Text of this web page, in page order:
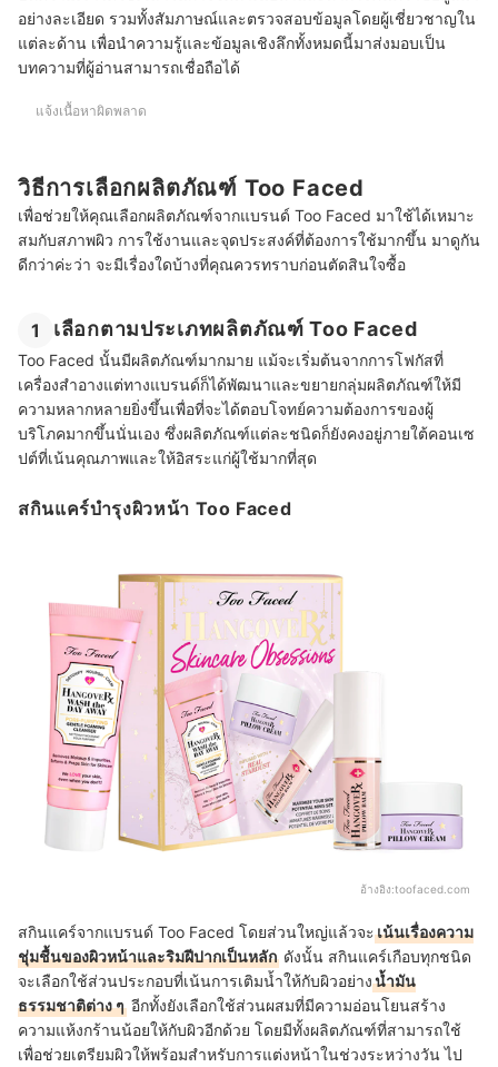
อย่างละเอียด รวมทั้งสัมภาษณ์และตรวจสอบข้อมูลโดยผู้เชี่ยวชาญใน
แต่ละด้าน เพื่อนำความรู้และข้อมูลเชิงลึกทั้งหมดนี้มาส่งมอบเป็น
บทความที่ผู้อ่านสามารถเชื่อถือได้
แจ้งเนื้อหาผิดพลาด
วิธีการเลือกผลิตภัณฑ์ Too Faced
เพื่อช่วยให้คุณเลือกผลิตภัณฑ์จากแบรนด์ Too Faced มาใช้ได้เหมาะ
สมกับสภาพผิว การใช้งานและจุดประสงค์ที่ต้องการใช้มากขึ้น มาดูกัน
ดีกว่าค่ะว่า จะมีเรื่องใดบ้างที่คุณควรทราบก่อนตัดสินใจซื้อ
1 เลือกตามประเภทผลิตภัณฑ์ Too Faced
Too Faced นั้นมีผลิตภัณฑ์มากมาย แม้จะเริ่มต้นจากการโฟกัสที่
เครื่องสำอางแต่ทางแบรนด์ก็ได้พัฒนาและขยายกลุ่มผลิตภัณฑ์ให้มี
ความหลากหลายยิ่งขึ้นเพื่อที่จะได้ตอบโจทย์ความต้องการของผู้
บริโภคมากขึ้นนั่นเอง ซึ่งผลิตภัณฑ์แต่ละชนิดก็ยังคงอยู่ภายใต้คอนเซ
ปต์ที่เน้นคุณภาพและให้อิสระแก่ผู้ใช้มากที่สุด
สกินแคร์บำรุงผิวหน้า Too Faced
อ้างอิง:toofaced.com
สกินแคร์จากแบรนด์ Too Faced โดยส่วนใหญ่แล้วจะเน้นเรื่องความ
ชุ่มชื้นของผิวหน้าและริมฝีปากเป็นหลัก ดังนั้น สกินแคร์เกือบทุกชนิด
จะเลือกใช้ส่วนประกอบที่เน้นการเติมน้ำให้กับผิวอย่างน้ำมัน
ธรรมชาติต่าง ๆ อีกทั้งยังเลือกใช้ส่วนผสมที่มีความอ่อนโยนสร้าง
ความแห้งกร้านน้อยให้กับผิวอีกด้วย โดยมีทั้งผลิตภัณฑ์ที่สามารถใช้
เพื่อช่วยเตรียมผิวให้พร้อมสำหรับการแต่งหน้าในช่วงระหว่างวัน ไป